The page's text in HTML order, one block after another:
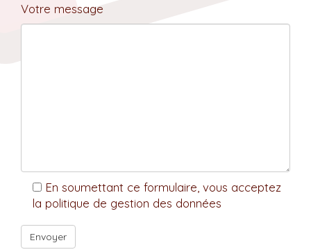
Votre message
En soumettant ce formulaire, vous acceptez
la politique de gestion des données